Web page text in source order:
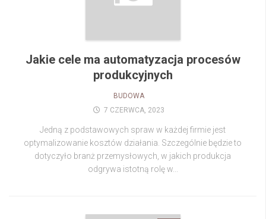
Jakie cele ma automatyzacja procesów
produkcyjnych
BUDOWA
7 CZERWCA, 2023
Jedną z podstawowych spraw w każdej firmie jest
optymalizowanie kosztów działania. Szczególnie będzie to
dotyczyło branż przemysłowych, w jakich produkcja
odgrywa istotną rolę w...